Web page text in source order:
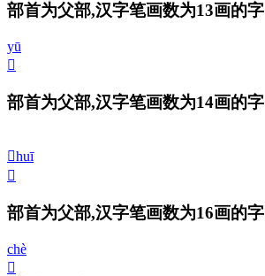
部首为父部,汉字笔画数为13画的字
yū
𤕘
部首为父部,汉字笔画数为14画的字
𤕙huī
𤕚
部首为父部,汉字笔画数为16画的字
chè
𤕛